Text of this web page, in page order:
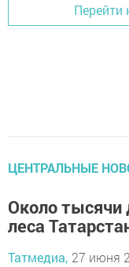
Перейти
ЦЕНТРАЛЬНЫЕ
Около тысячи
леса
Татмедиа, 27 июня